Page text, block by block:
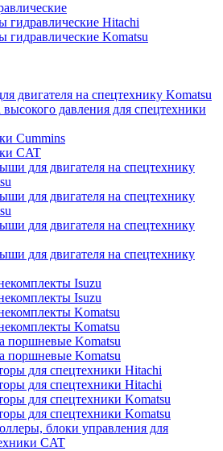
гидравлические Hitachi
гидравлические Komatsu
двигателя на спецтехнику Komatsu
давления для спецтехники
Cummins
CAT
для двигателя на спецтехнику
для двигателя на спецтехнику
для двигателя на спецтехнику
для двигателя на спецтехнику
Isuzu
Isuzu
Komatsu
Komatsu
поршневые Komatsu
поршневые Komatsu
для спецтехники Hitachi
для спецтехники Hitachi
для спецтехники Komatsu
для спецтехники Komatsu
блоки управления для
CAT